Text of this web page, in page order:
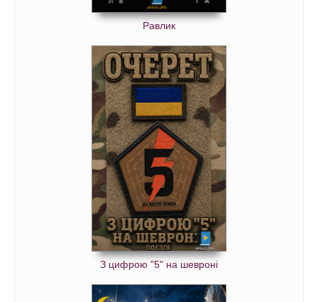
Равлик
З цифрою "5" на шевроні